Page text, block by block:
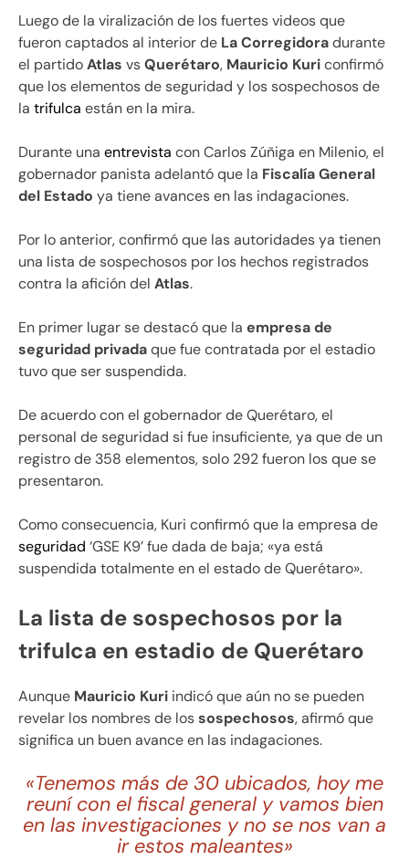
Luego de la viralización de los fuertes videos que
fueron captados al interior de La Corregidoradurante
el partidoAtlas vsQuerétaro, Mauricio Kuriconfirmó
que los elementos de seguridad y los sospechosos de
la trifulca están en la mira.
Durante una entrevista con Carlos Zúñiga en Milenio, el
gobernador panista adelantó que la Fiscalía General
del Estado ya tiene avances en las indagaciones.
Por lo anterior, confirmó que las autoridades ya tienen
una lista de sospechosos por los hechos registrados
contra la afición del Atlas.
En primer lugar se destacó que la empresa de
seguridad privadaque fue contratada por el estadio
tuvo que ser suspendida.
De acuerdo con el gobernador de Querétaro, el
personal de seguridad si fue insuficiente, ya que de un
registro de 358 elementos, solo 292 fueron los que se
presentaron.
Como consecuencia, Kuri confirmó que la empresa de
seguridad ‘GSE K9’ fue dada de baja; «ya está
suspendida totalmente en el estado de Querétaro».
La lista de sospechosos por la
trifulca en estadio de Querétaro
Aunque Mauricio Kuri indicó que aún no se pueden
revelar los nombres de lossospechosos, afirmó que
significa un buen avance en las indagaciones.
«Tenemos más de 30 ubicados, hoy me
reuní con el fiscal general y vamos bien
en las investigaciones y no se nos van a
ir estos maleantes»